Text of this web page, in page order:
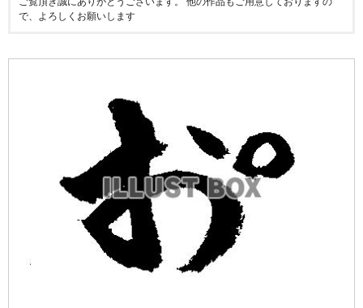
で、よろしくお願いします